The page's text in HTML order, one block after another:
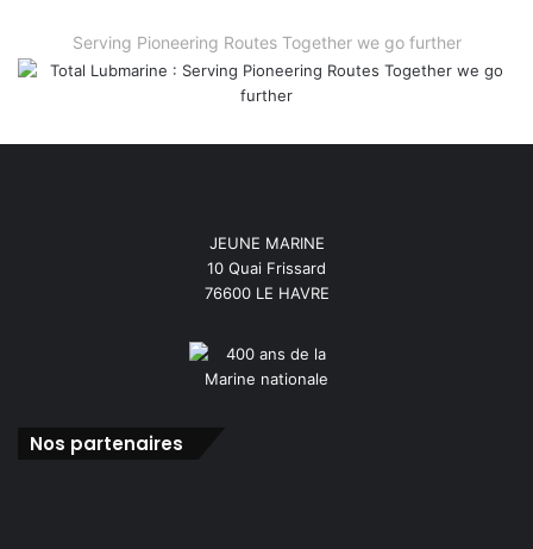
Serving Pioneering Routes Together we go further
JEUNE MARINE
10 Quai Frissard
76600 LE HAVRE
Nos partenaires